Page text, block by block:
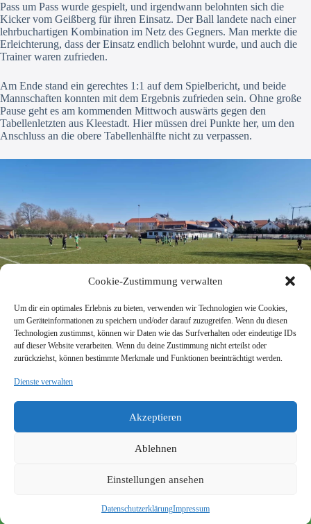
Cookie-Zustimmung verwalten
Um dir ein optimales Erlebnis zu bieten, verwenden wir Technologien wie Cookies,
um Geräteinformationen zu speichern und/oder darauf zuzugreifen. Wenn du diesen
Technologien zustimmst, können wir Daten wie das Surfverhalten oder eindeutige IDs
auf dieser Website verarbeiten. Wenn du deine Zustimmung nicht erteilst oder
zurückziehst, können bestimmte Merkmale und Funktionen beeinträchtigt werden.
Dienste verwalten
Akzeptieren
Ablehnen
Einstellungen ansehen
DatenschutzerklärungImpressum
Pass um Pass wurde gespielt, und irgendwann belohnten sich die
Kicker vom Geißberg für ihren Einsatz. Der Ball landete nach einer
lehrbuchartigen Kombination im Netz des Gegners. Man merkte die
Erleichterung, dass der Einsatz endlich belohnt wurde, und auch die
Trainer waren zufrieden.
Am Ende stand ein gerechtes 1:1 auf dem Spielbericht, und beide
Mannschaften konnten mit dem Ergebnis zufrieden sein. Ohne große
Pause geht es am kommenden Mittwoch auswärts gegen den
Tabellenletzten aus Kleestadt. Hier müssen drei Punkte her, um den
Anschluss an die obere Tabellenhälfte nicht zu verpassen.
SV Viktoria Klein-Zimmern 1945 e.V.
Impressum
© 2026 SV Viktoria Klein-Zimmern 1945 e.V. - Realisierung